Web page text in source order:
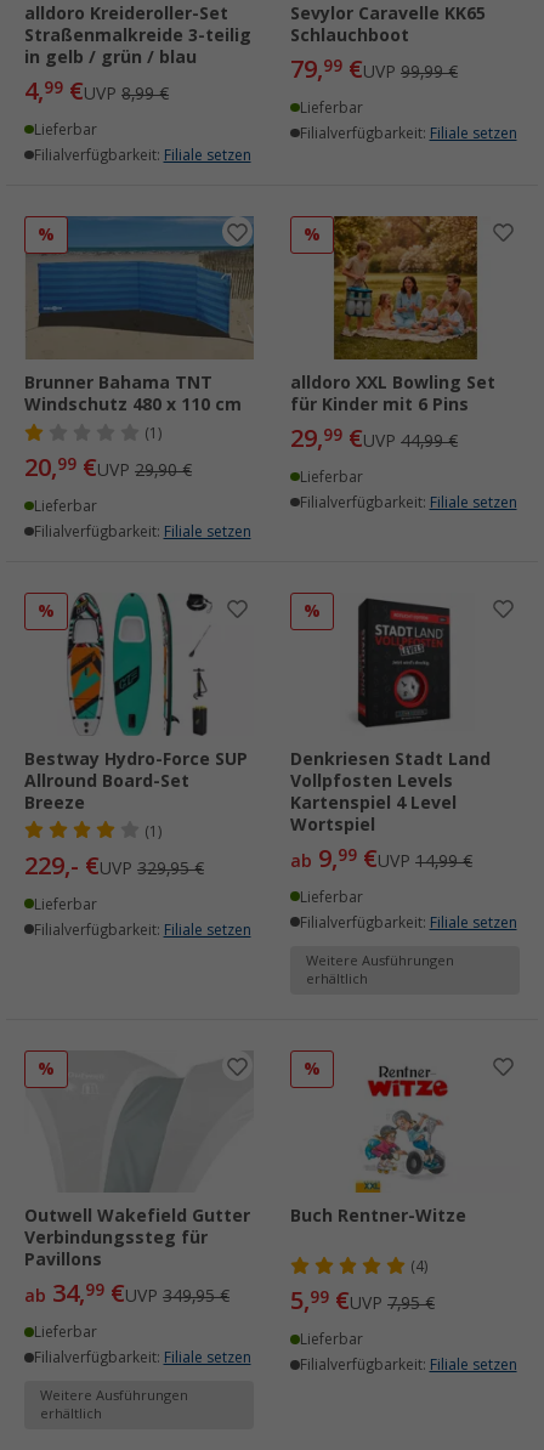
alldoro Kreideroller-Set
Straßenmalkreide 3-teilig
in gelb / grün / blau
4,99 €UVP 8,99 €
Lieferbar
Filialverfügbarkeit: Filiale setzen
Sevylor Caravelle KK65
Schlauchboot
79,99 €UVP 99,99 €
Lieferbar
Filialverfügbarkeit: Filiale setzen
%
Brunner Bahama TNT
Windschutz 480 x 110 cm
(1)
20,99 €UVP 29,90 €
Lieferbar
Filialverfügbarkeit: Filiale setzen
%
alldoro XXL Bowling Set
für Kinder mit 6 Pins
29,99 €UVP 44,99 €
Lieferbar
Filialverfügbarkeit: Filiale setzen
%
Bestway Hydro-Force SUP
Allround Board-Set
Breeze
(1)
229,- €UVP 329,95 €
Lieferbar
Filialverfügbarkeit: Filiale setzen
%
Denkriesen Stadt Land
Vollpfosten Levels
Kartenspiel 4 Level
Wortspiel
ab 9,99 €UVP 14,99 €
Lieferbar
Filialverfügbarkeit: Filiale setzen
Weitere Ausführungen
erhältlich
%
Outwell Wakefield Gutter
Verbindungssteg für
Pavillons
ab 34,99 €UVP 349,95 €
Lieferbar
Filialverfügbarkeit: Filiale setzen
Weitere Ausführungen
erhältlich
%
Buch Rentner-Witze
(4)
5,99 €UVP 7,95 €
Lieferbar
Filialverfügbarkeit: Filiale setzen